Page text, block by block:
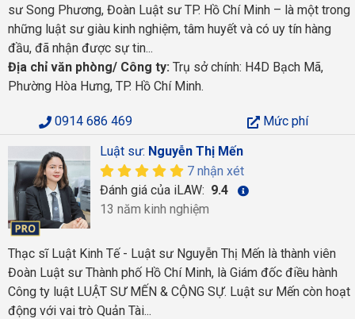
sư Song Phương, Đoàn Luật sư TP. Hồ Chí Minh – là một trong
những luật sư giàu kinh nghiệm, tâm huyết và có uy tín hàng
đầu, đã nhận được sự tin...
Địa chỉ văn phòng/ Công ty: Trụ sở chính: H4D Bạch Mã,
Phường Hòa Hưng, TP. Hồ Chí Minh.
0914 686 469
Mức phí
Luật sư: Nguyễn Thị Mến
7 nhận xét
Đánh giá của iLAW: 9.4
13 năm kinh nghiệm
Thạc sĩ Luật Kinh Tế - Luật sư Nguyễn Thị Mến là thành viên
Đoàn Luật sư Thành phố Hồ Chí Minh, là Giám đốc điều hành
Công ty luật LUẬT SƯ MẾN & CỘNG SỰ. Luật sư Mến còn hoạt
động với vai trò Quản Tài...